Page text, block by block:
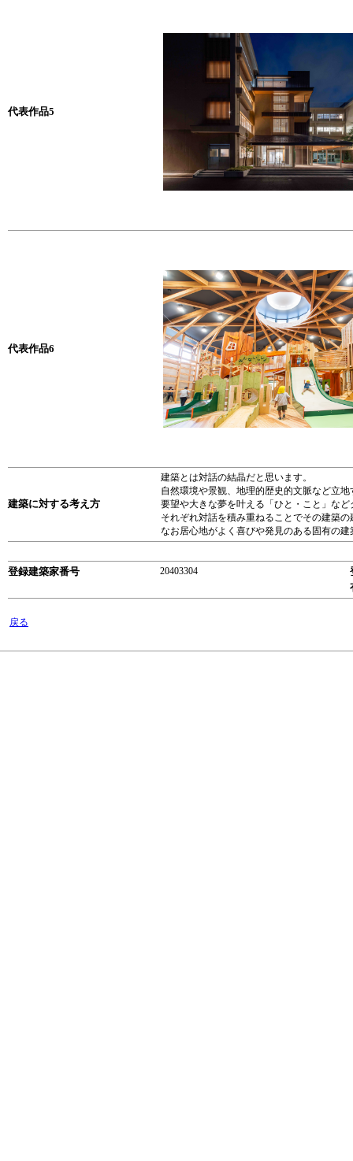
代表作品5
代表作品6
建築に対する考え方
建築とは対話の結晶だと思います。
自然環境や景観、地理的歴史的文脈など立
要望や大きな夢を叶える「ひと・こと」な
それぞれ対話を積み重ねることでその建築
なお居心地がよく喜びや発見のある固有の
登録建築家番号 20403304
戻る